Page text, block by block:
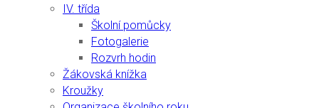
IV. třída
Školní pomůcky
Fotogalerie
Rozvrh hodin
Žákovská knížka
Kroužky